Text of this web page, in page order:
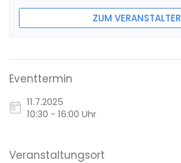
ZUM VERANSTALTER
Eventtermin
11.7.2025
10:30 - 16:00 Uhr
Veranstaltungsort